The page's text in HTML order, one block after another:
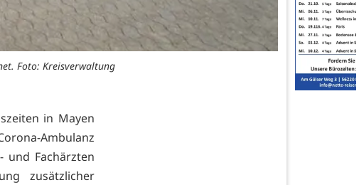
Foto: Kreisverwaltung
in Mayen
Ambulanz
und Fachärzten
zusätzlicher